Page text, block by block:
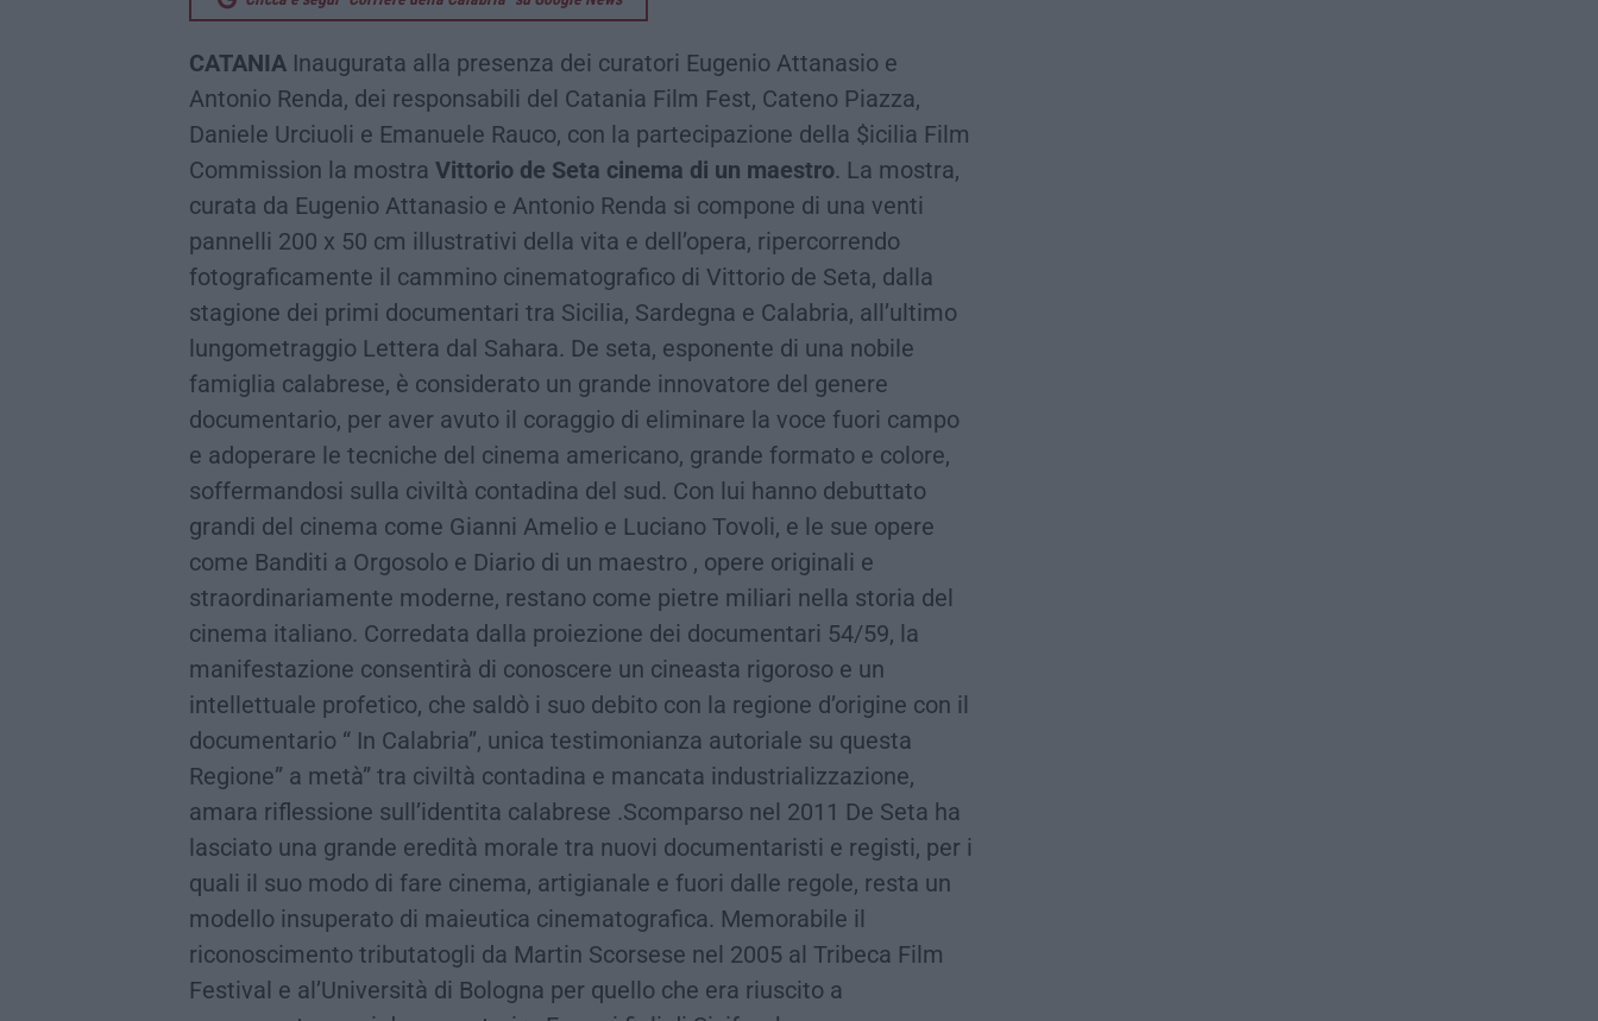
CATANIA Inaugurata alla presenza dei curatori Eugenio Attanasio e
Antonio Renda, dei responsabili del Catania Film Fest, Cateno Piazza,
Daniele Urciuoli e Emanuele Rauco, con la partecipazione della $icilia Film
Commission la mostra Vittorio de Seta cinema di un maestro. La mostra,
curata da Eugenio Attanasio e Antonio Renda si compone di una venti
pannelli 200 x 50 cm illustrativi della vita e dell’opera, ripercorrendo
fotograficamente il cammino cinematografico di Vittorio de Seta, dalla
stagione dei primi documentari tra Sicilia, Sardegna e Calabria, all’ultimo
lungometraggio Lettera dal Sahara. De seta, esponente di una nobile
famiglia calabrese, è considerato un grande innovatore del genere
documentario, per aver avuto il coraggio di eliminare la voce fuori campo
e adoperare le tecniche del cinema americano, grande formato e colore,
soffermandosi sulla civiltà contadina del sud. Con lui hanno debuttato
grandi del cinema come Gianni Amelio e Luciano Tovoli, e le sue opere
come Banditi a Orgosolo e Diario di un maestro , opere originali e
straordinariamente moderne, restano come pietre miliari nella storia del
cinema italiano. Corredata dalla proiezione dei documentari 54/59, la
manifestazione consentirà di conoscere un cineasta rigoroso e un
intellettuale profetico, che saldò i suo debito con la regione d’origine con il
documentario “ In Calabria”, unica testimonianza autoriale su questa
Regione” a metà” tra civiltà contadina e mancata industrializzazione,
amara riflessione sull’identita calabrese .Scomparso nel 2011 De Seta ha
lasciato una grande eredità morale tra nuovi documentaristi e registi, per i
quali il suo modo di fare cinema, artigianale e fuori dalle regole, resta un
modello insuperato di maieutica cinematografica. Memorabile il
riconoscimento tributatogli da Martin Scorsese nel 2005 al Tribeca Film
Festival e al’Università di Bologna per quello che era riuscito a